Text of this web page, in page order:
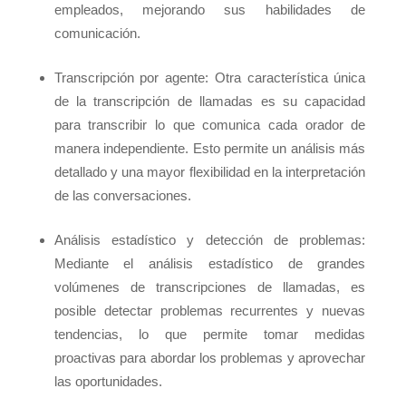
empleados, mejorando sus habilidades de
comunicación.
Transcripción por agente: Otra característica única
de la transcripción de llamadas es su capacidad
para transcribir lo que comunica cada orador de
manera independiente. Esto permite un análisis más
detallado y una mayor flexibilidad en la interpretación
de las conversaciones.
Análisis estadístico y detección de problemas:
Mediante el análisis estadístico de grandes
volúmenes de transcripciones de llamadas, es
posible detectar problemas recurrentes y nuevas
tendencias, lo que permite tomar medidas
proactivas para abordar los problemas y aprovechar
las oportunidades.